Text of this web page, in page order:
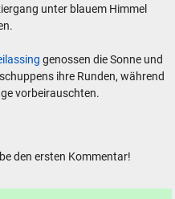
unter blauem Himmel
genossen die Sonne und
ihre Runden, während
vorbeirauschten.
den ersten Kommentar!